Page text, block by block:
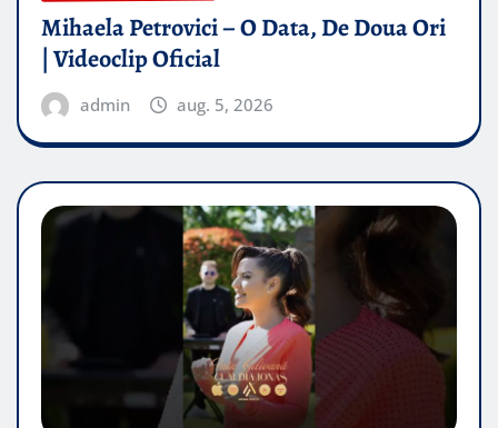
Mihaela Petrovici – O Data, De Doua Ori
| Videoclip Oficial
admin aug. 5, 2026